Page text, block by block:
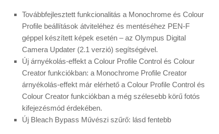
Továbbfejlesztett funkcionalitás a Monochrome és Colour
Profile beállítások átviteléhez és mentéséhez PEN-F
géppel készített képek esetén – az Olympus Digital
Camera Updater (2.1 verzió) segítségével.
Új árnyékolás-effekt a Colour Profile Control és Colour
Creator funkciókban: a Monochrome Profile Creator
árnyékolás-effekt már elérhető a Colour Profile Control és
Colour Creator funkciókban a még szélesebb körű fotós
kifejezésmód érdekében.
Új Bleach Bypass Művészi szűrő: lásd fentebb